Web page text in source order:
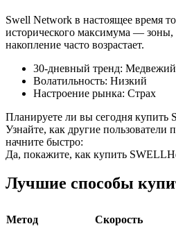
USDC фьючерсы
Фьючерсы с использованием
обеспечения
Swell Network в настоящее время
исторического максимума — зоны,
накопление часто возрастает.
30-дневный тренд: Медвежий
Волатильность: Низкий
Настроение рынка: Страх
Планируете ли вы сегодня купить
Узнайте, как другие
начните быстро:
Да, покажите, как купить SWELL
Лучшие способы
Метод Скорость